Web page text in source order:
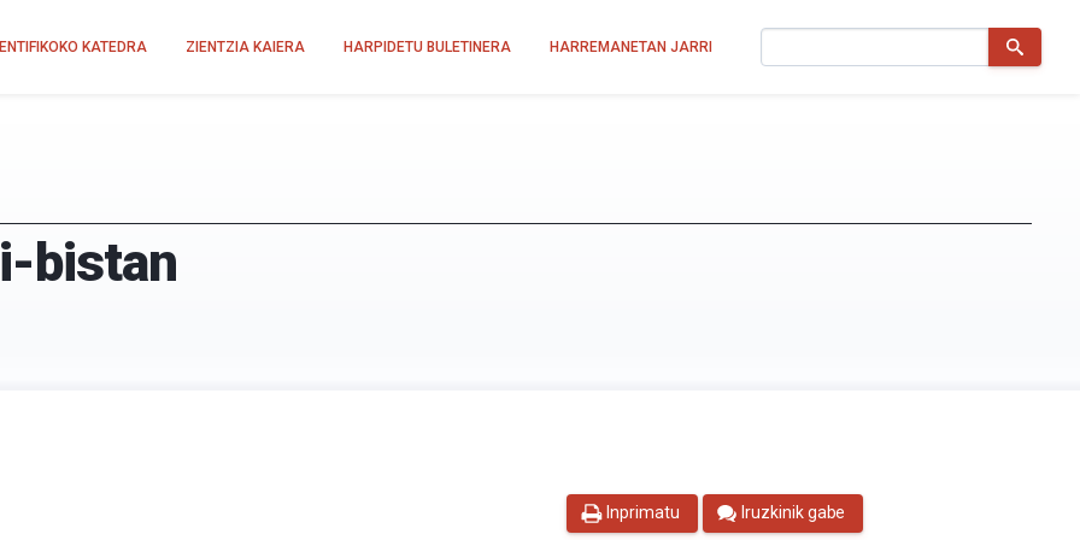
KATEDRA ZIENTZIA KAIERA HARPIDETU BULETINERA HARREMANETAN JARRI
bistan
Inprimatu Iruzkinik gabe